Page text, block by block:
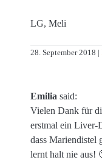
LG, Meli
28. September 2018
Emilia said:
Vielen Dank für
erstmal ein Liver-
dass Mariendistel
lernt halt nie aus!